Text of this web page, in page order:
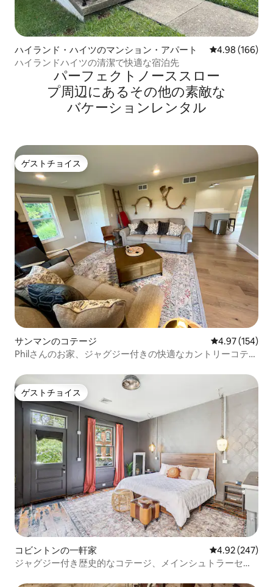
ハイランド・ハイツのマンション・アパート レビュー166
4.98 (166)
ハイランドハイツの清潔で快適な宿泊先
パーフェクトノーススロー
プ⁠周⁠辺⁠に⁠あ⁠るそ⁠の⁠他⁠の素⁠敵⁠な
バ⁠ケ⁠ー⁠シ⁠ョ⁠ン⁠レ⁠ン⁠タ⁠ル
ゲストチョイス
ゲストチョイス
サンマンのコテージ レビュー154
4.97 (154)
Philさんのお家、ジャグジー付きの快適なカントリーコテー
ゲストチョイス
ゲストチョイス
コビントンの一軒家 レビュー247
4.92 (247)
ジャグジー付き歴史的なコテージ、メインシュトラーセま